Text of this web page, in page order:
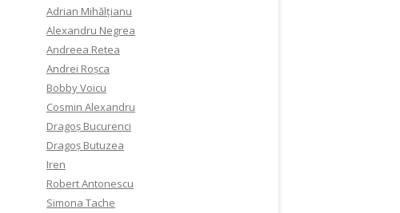
Adrian Mihălțianu
Alexandru Negrea
Andreea Retea
Andrei Roșca
Bobby Voicu
Cosmin Alexandru
Dragoș Bucurenci
Dragoș Butuzea
Iren
Robert Antonescu
Simona Tache